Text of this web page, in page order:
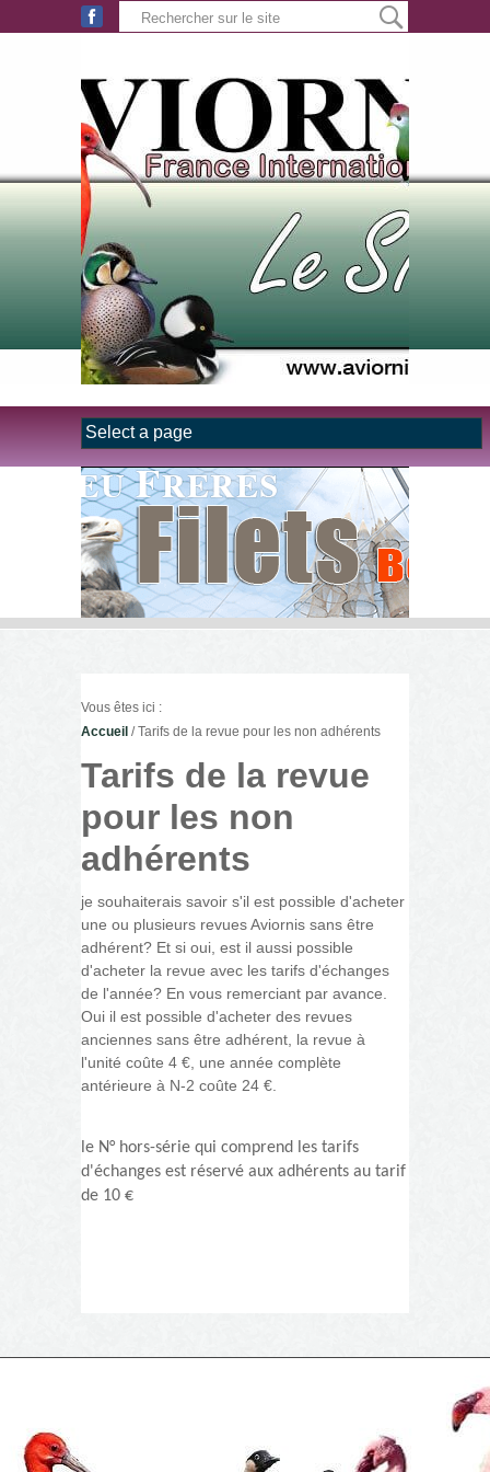
Aller au contenu principal
Vous êtes ici :
Accueil / Tarifs de la revue pour les non adhérents
Tarifs de la revue
pour les non
adhérents
je souhaiterais savoir s'il est possible d'acheter
une ou plusieurs revues Aviornis sans être
adhérent? Et si oui, est il aussi possible
d'acheter la revue avec les tarifs d'échanges
de l'année? En vous remerciant par avance.
Oui il est possible d'acheter des revues
anciennes sans être adhérent, la revue à
l'unité coûte 4 €, une année complète
antérieure à N-2 coûte 24 €.
le N° hors-série qui comprend les tarifs
d'échanges est réservé aux adhérents au tarif
de 10 €